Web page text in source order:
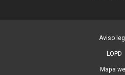
Aviso
LOPD
Mapa